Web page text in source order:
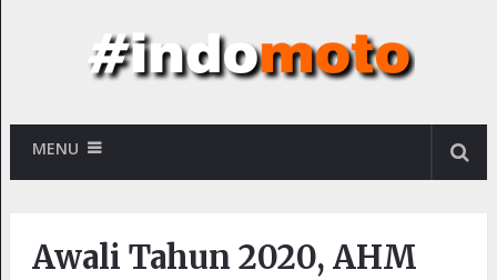
MENU
Awali Tahun 2020, AHM